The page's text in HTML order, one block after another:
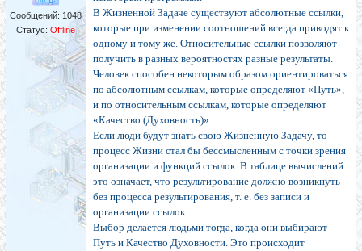
Сообщений: 1048
Статус: Offline
В Жизненной Задаче существуют абсолютные ссылки,
которые при изменении соотношений всегда приводят к
одному и тому же. Относительные ссылки позволяют
получить в разных вероятностях разные результаты.
Человек способен некоторым образом ориентироваться
по абсолютным ссылкам, которые определяют «Путь»,
и по относительным ссылкам, которые определяют
«Качество (Духовность)».
Если люди будут знать свою Жизненную Задачу, то
процесс Жизни стал бы бессмысленным с точки зрения
организации и функций ссылок. В таблице вычислений
это означает, что результирование должно возникнуть
без процесса результирования, т. е. без записи и
организации ссылок.
Выбор делается людьми тогда, когда они выбирают
Путь и Качество Духовности. Это происходит